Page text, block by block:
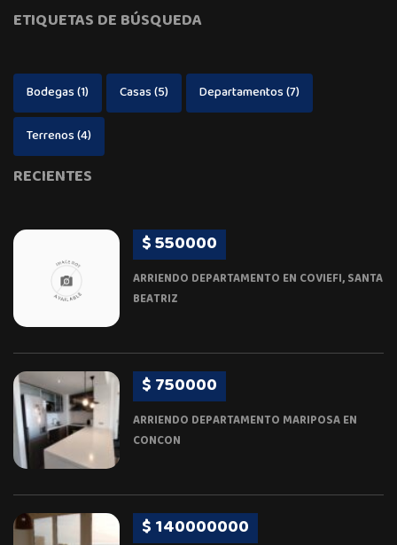
ETIQUETAS DE BÚSQUEDA
Bodegas(1) Casas(5) Departamentos(7)
Terrenos(4)
RECIENTES
$ 550000
ARRIENDO DEPARTAMENTO EN COVIEFI, SANTA
BEATRIZ
$ 750000
ARRIENDO DEPARTAMENTO MARIPOSA EN
CONCON
$ 140000000